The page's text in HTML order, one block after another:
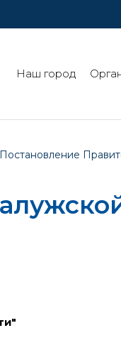
Наш город
Постановление